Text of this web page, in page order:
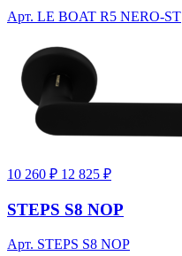
Арт. LE BOAT R5 NERO-ST
10 260 ₽ 12 825 ₽
STEPS S8 NOP
Арт. STEPS S8 NOP